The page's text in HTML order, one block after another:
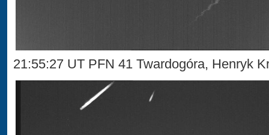
21:55:27 UT PFN 41 Twardogóra, Henryk